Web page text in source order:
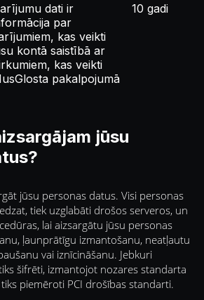
dati ir
par
kas veikti
kontā saistībā ar
kas veikti
pakalpojumā
10 gadi
jūsu
jūsu personas datus. Visi personas
tiek uzglabāti drošos serveros, un
lai aizsargātu jūsu personas
ļaunprātīgu izmantošanu, neatļautu
vai iznīcināšanu. Jebkuri
šifrēti, izmantojot nozares standarta
piemēroti PCI drošības standarti.